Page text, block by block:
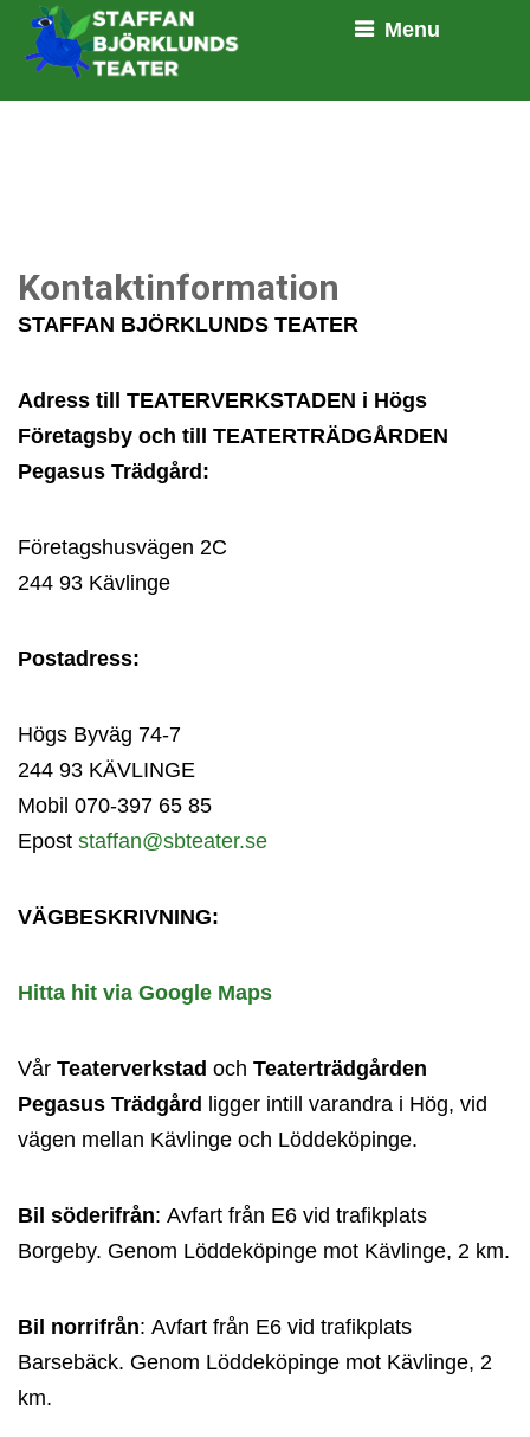
Menu
Kontaktinformation
STAFFAN BJÖRKLUNDS TEATER
Adress till TEATERVERKSTADEN i Högs
Företagsby och till TEATERTRÄDGÅRDEN
Pegasus Trädgård:
Företagshusvägen 2C
244 93 Kävlinge
Postadress:
Högs Byväg 74-7
244 93 KÄVLINGE
Mobil 070-397 65 85
Epost staffan@sbteater.se
VÄGBESKRIVNING:
Hitta hit via Google Maps
Vår Teaterverkstad och Teaterträdgården
Pegasus Trädgård ligger intill varandra i Hög, vid
vägen mellan Kävlinge och Löddeköpinge.
Bil söderifrån: Avfart från E6 vid trafikplats
Borgeby. Genom Löddeköpinge mot Kävlinge, 2 km.
Bil norrifrån: Avfart från E6 vid trafikplats
Barsebäck. Genom Löddeköpinge mot Kävlinge, 2
km.